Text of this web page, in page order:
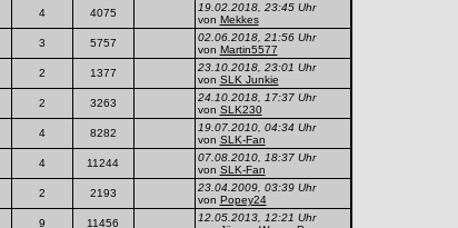
4 4075
19.02.2018, 23:45 Uhr
von Mekkes
3 5757
02.06.2018, 21:56 Uhr
von Martin5577
2 1377
23.10.2018, 23:01 Uhr
von SLK Junkie
2 3263
24.10.2018, 17:37 Uhr
von SLK230
4 8282
19.07.2010, 04:34 Uhr
von SLK-Fan
4 11244
07.08.2010, 18:37 Uhr
von SLK-Fan
2 2193
23.04.2009, 03:39 Uhr
von Popey24
9 11456
12.05.2013, 12:21 Uhr